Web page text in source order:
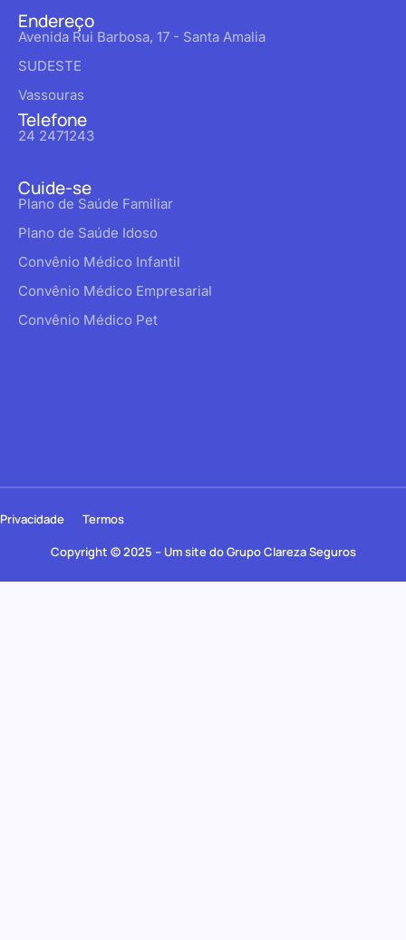
Endereço
Avenida Rui Barbosa, 17 - Santa Amalia
SUDESTE
Vassouras
Telefone
24 2471243
Cuide-se
Plano de Saúde Familiar
Plano de Saúde Idoso
Convênio Médico Infantil
Convênio Médico Empresarial
Convênio Médico Pet
Copyright © 2025 – Um site do Grupo Clareza Seguros
Privacidade Termos